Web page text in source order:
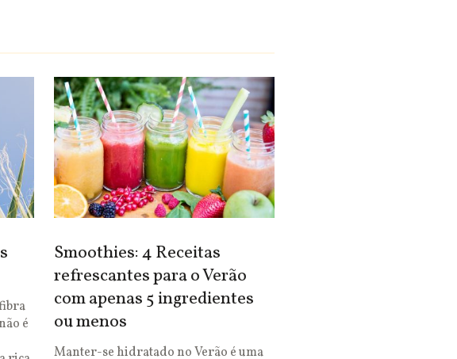
é
Smoothies: 4 Receitas
refrescantes para o Verão
com apenas 5 ingredientes
ou menos
Manter-se hidratado no Verão é uma